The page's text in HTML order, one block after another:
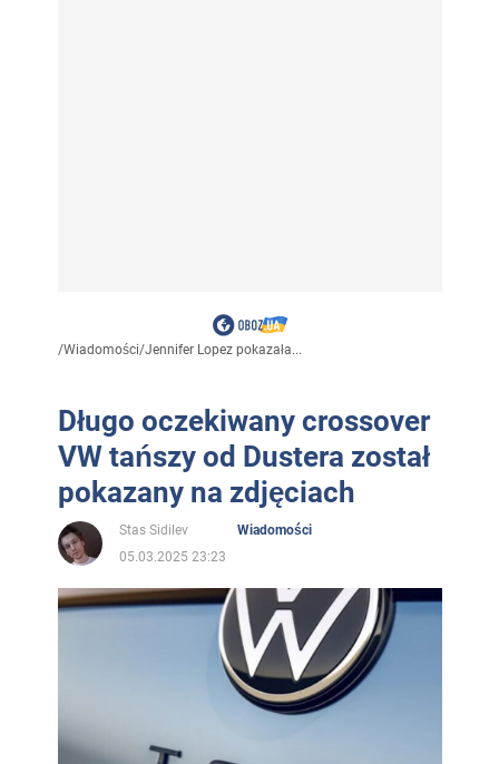
/Wiadomości/Jennifer Lopez pokazała...
Długo oczekiwany crossover
VW tańszy od Dustera został
pokazany na zdjęciach
Stas Sidilev
Wiadomości
05.03.2025 23:23